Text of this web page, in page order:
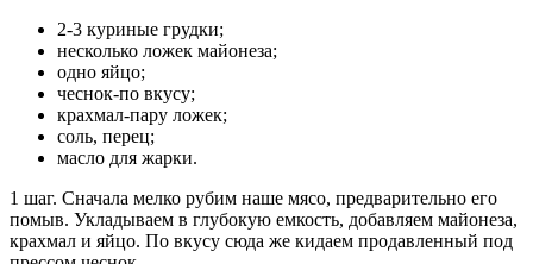
2-3 куриные грудки;
несколько ложек майонеза;
одно яйцо;
чеснок-по вкусу;
крахмал-пару ложек;
соль, перец;
масло для жарки.
1 шаг. Сначала мелко рубим наше мясо, предварительно его
помыв. Укладываем в глубокую емкость, добавляем майонеза,
крахмал и яйцо. По вкусу сюда же кидаем продавленный под